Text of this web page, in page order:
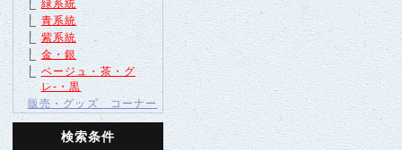
緑系統
青系統
紫系統
金・銀
ベージュ・茶・グ
レ-・黒
販売・グッズ コーナー
検索条件